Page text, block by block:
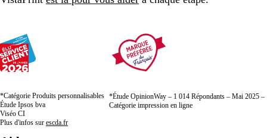
*Catégorie Produits personnalisables
Étude Ipsos bva
Viséo CI
Plus d'infos sur escda.fr
*Étude OpinionWay – 1 014 Répondants – Mai 2025 –
Catégorie impression en ligne